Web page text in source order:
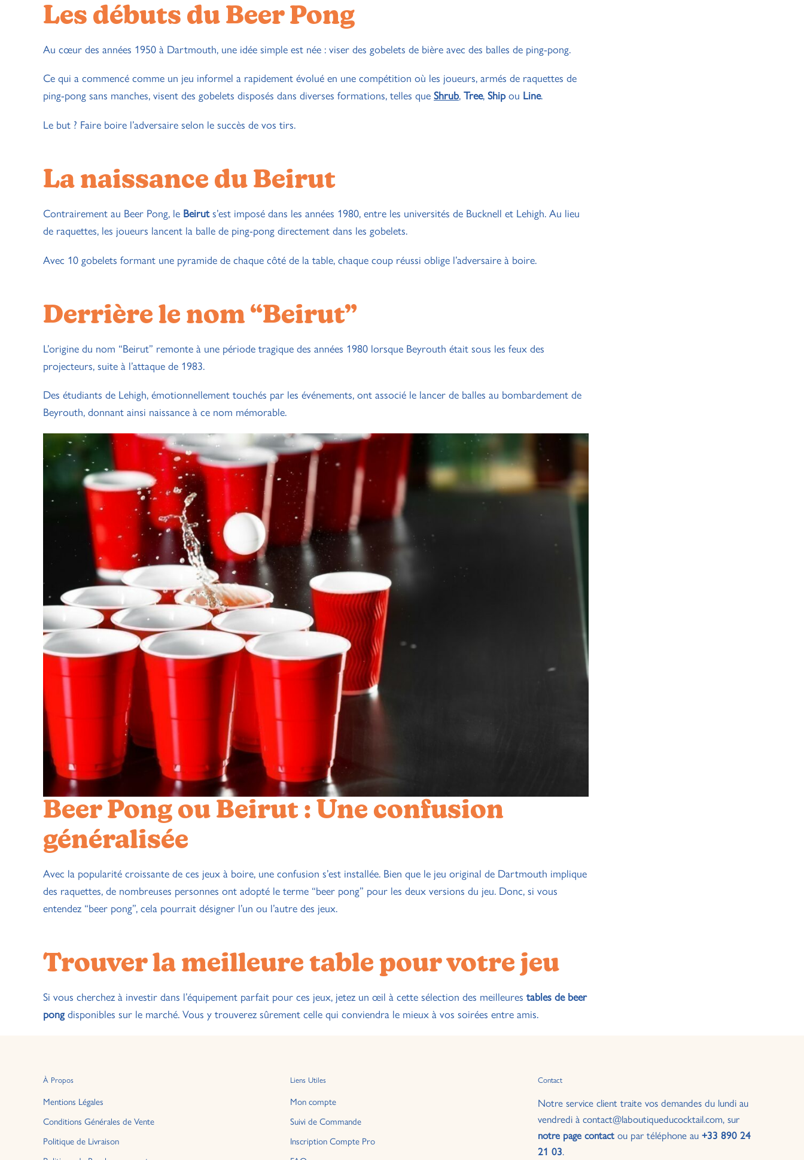
Les débuts du Beer Pong
Au cœur des années 1950 à Dartmouth, une idée simple est née : viser des gobelets de bière avec des balles de ping-pong.
Ce qui a commencé comme un jeu informel a rapidement évolué en une compétition où les joueurs, armés de raquettes de
ping-pong sans manches, visent des gobelets disposés dans diverses formations, telles que Shrub, Tree, Shipou Line.
Le but ? Faire boire l’adversaire selon le succès de vos tirs.
La naissance du Beirut
Contrairement au Beer Pong, le Beiruts’est imposé dans les années 1980, entre les universités de Bucknell et Lehigh. Au lieu
de raquettes, les joueurs lancent la balle de ping-pong directement dans les gobelets.
Avec 10 gobelets formant une pyramide de chaque côté de la table, chaque coup réussi oblige l’adversaire à boire.
Derrière le nom “Beirut”
L’origine du nom “Beirut” remonte à une période tragique des années 1980 lorsque Beyrouth était sous les feux des
projecteurs, suite à l’attaque de 1983.
Des étudiants de Lehigh, émotionnellement touchés par les événements, ont associé le lancer de balles au bombardement de
Beyrouth, donnant ainsi naissance à ce nom mémorable.
Beer Pong ou Beirut : Une confusion
généralisée
Avec la popularité croissante de ces jeux à boire, une confusion s’est installée. Bien que le jeu original de Dartmouth implique
des raquettes, de nombreuses personnes ont adopté le terme “beer pong” pour les deux versions du jeu. Donc, si vous
entendez “beer pong”, cela pourrait désigner l’un ou l’autre des jeux.
Trouver la meilleure table pour votre jeu
Si vous cherchez à investir dans l’équipement parfait pour ces jeux, jetez un œil à cette sélection des meilleures tables de beer
pongdisponibles sur le marché. Vous y trouverez sûrement celle qui conviendra le mieux à vos soirées entre amis.
À Propos
Mentions Légales
Conditions Générales de Vente
Politique de Livraison
Liens Utiles
Mon compte
Suivi de Commande
Inscription Compte Pro
Contact
Notre service client traite vos demandes du lundi au
vendredi à contact@laboutiqueducocktail.com, sur
notre page contactou par téléphone au +33 890 24
21 03.